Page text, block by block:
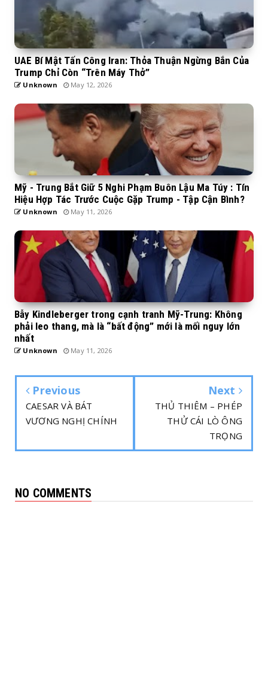
UAE Bí Mật Tấn Công Iran: Thỏa Thuận Ngừng Bắn Của
Trump Chỉ Còn “Trên Máy Thở”
Unknown May 12, 2026
Mỹ - Trung Bắt Giữ 5 Nghi Phạm Buôn Lậu Ma Túy : Tín
Hiệu Hợp Tác Trước Cuộc Gặp Trump - Tập Cận Bình?
Unknown May 11, 2026
Bẫy Kindleberger trong cạnh tranh Mỹ-Trung: Không
phải leo thang, mà là “bất động” mới là mối nguy lớn
nhất
Unknown May 11, 2026
Previous
CAESAR VÀ BÁT
VƯƠNG NGHỊ CHÍNH
Next
THỦ THIÊM – PHÉP
THỬ CÁI LÒ ÔNG
TRỌNG
NO COMMENTS